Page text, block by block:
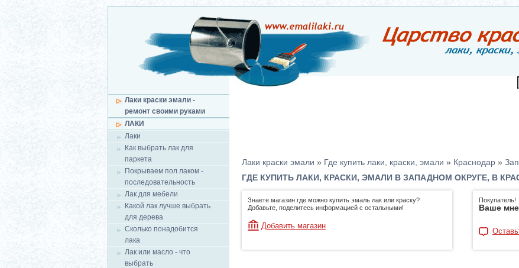
Лаки краски эмали -
ремонт своими руками
ЛАКИ
Лаки
Как выбрать лак для
паркета
Покрываем пол лаком -
последовательность
Лак для мебели
Какой лак лучше выбрать
для дерева
Сколько понадобится
лака
Лак или масло - что
выбрать
Лаки краски эмали » Где купить лаки, краски, эмали » Краснодар »
ГДЕ КУПИТЬ ЛАКИ, КРАСКИ, ЭМАЛИ В ЗАПАДНОМ ОКРУГЕ, В
Знаете магазин где можно купить эмаль лак или краску?
Добавьте, поделитесь информацией с остальными!
Добавить магазин
Покупатель!
Ваше